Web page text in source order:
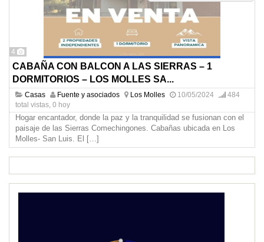
4
CABAÑA CON BALCON A LAS SIERRAS – 1
DORMITORIOS – LOS MOLLES SA...
Casas Fuente y asociados Los Molles 10/05/2024
484
total vistas, 0 hoy
Hogar encantador, donde la paz y la tranquilidad se fusionan con el
paisaje de las Sierras Comechingones. Cabañas ubicada en Los
Molles- San Luis. El
[…]